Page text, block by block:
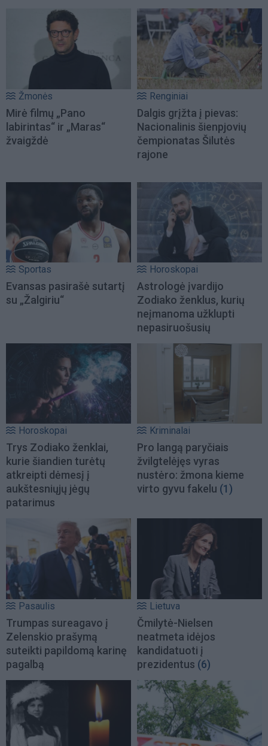
Žmonės
Mirė filmų „Pano
labirintas“ ir „Maras“
žvaigždė
Renginiai
Dalgis grįžta į pievas:
Nacionalinis šienpjovių
čempionatas Šilutės
rajone
Sportas
Evansas pasirašė sutartį
su „Žalgiriu“
Horoskopai
Astrologė įvardijo
Zodiako ženklus, kurių
neįmanoma užklupti
nepasiruošusių
Horoskopai
Trys Zodiako ženklai,
kurie šiandien turėtų
atkreipti dėmesį į
aukštesniųjų jėgų
patarimus
Kriminalai
Pro langą paryčiais
žvilgtelėjęs vyras
nustėro: žmona kieme
virto gyvu fakelu (1)
Pasaulis
Trumpas sureagavo į
Zelenskio prašymą
suteikti papildomą karinę
pagalbą
Lietuva
Čmilytė-Nielsen
neatmeta idėjos
kandidatuoti į
prezidentus (6)